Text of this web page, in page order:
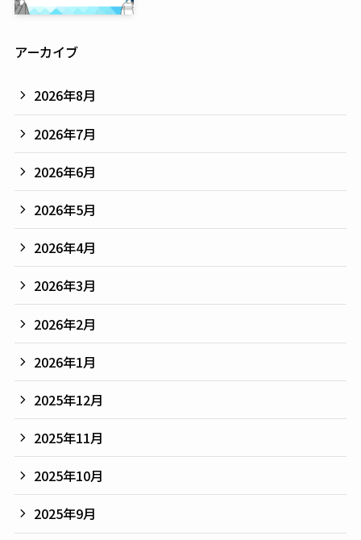
アーカイブ
2026年8月
2026年7月
2026年6月
2026年5月
2026年4月
2026年3月
2026年2月
2026年1月
2025年12月
2025年11月
2025年10月
2025年9月